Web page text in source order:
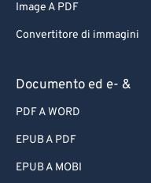
Image A PDF
Convertitore di immagini
Documento ed e- &
PDF A WORD
EPUB A PDF
EPUB A MOBI